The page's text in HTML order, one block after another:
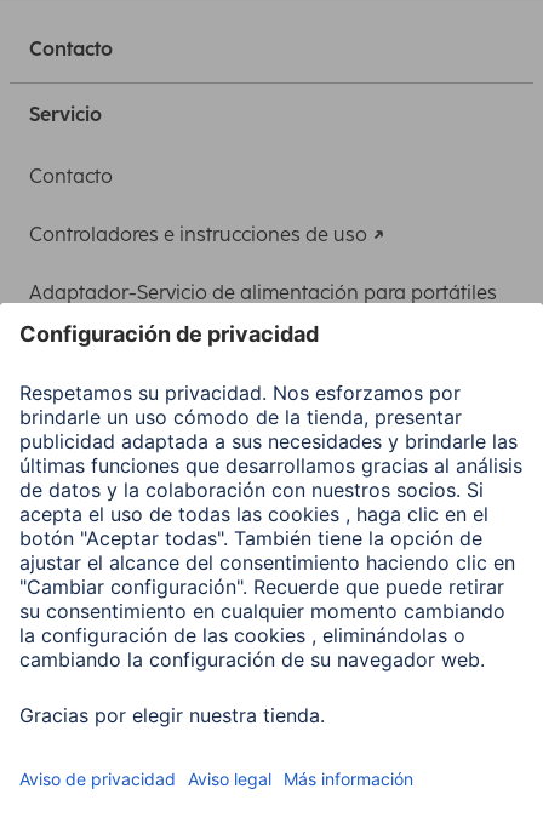
Contacto
Servicio
Contacto
Controladores e instrucciones de uso
Adaptador-Servicio de alimentación para portátiles
Clientes online
Conviértete en distribuidor
Compañía
Historia de la empresa
Hama en todo el Mundo
Sostenibilidad
Business-Portal